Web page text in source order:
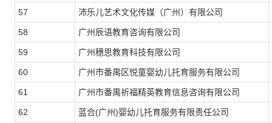
57 沛乐儿艺术文化传媒（广州）有限公司
58 广州辰语教育咨询有限公司
59 广州穗思教育科技有限公司
60 广州市番禺区悦童婴幼儿托育服务有限公司
61 广州市番禺祈福精英教育信息咨询有限公司
62 蓝合(广州)婴幼儿托育服务有限责任公司